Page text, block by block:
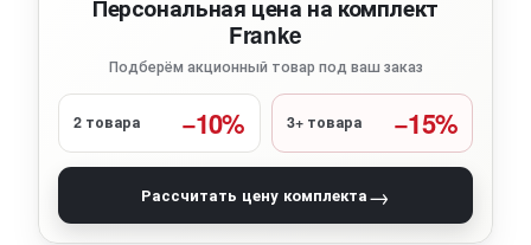
Персональная цена на комплект
Franke
Подберём акционный товар под ваш заказ
2 товара −10% 3+ товара −15%
Рассчитать цену комплекта→